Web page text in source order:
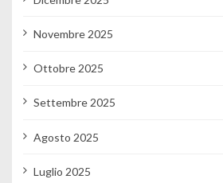
Novembre 2025
Ottobre 2025
Settembre 2025
Agosto 2025
Luglio 2025